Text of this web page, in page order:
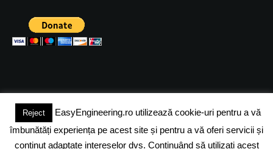
(c) 2024 - FineEngineeringMagazine. All rights reserved.
DESPRE NOI ADVERTISING JOBS DESPRE COOKIES
Reject
EasyEngineering.ro utilizează cookie-uri pentru a vă
îmbunătăți experiența pe acest site și pentru a vă oferi servicii și
conținut adaptate intereselor dvs. Continuând să utilizați acest